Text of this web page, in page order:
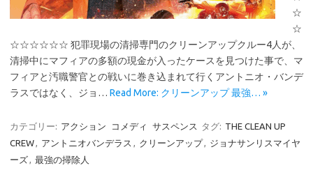
☆
☆
☆☆☆☆☆☆ 犯罪現場の清掃専門のクリーンアップクルー4人が、
清掃中にマフィアの多額の現金が入ったケースを見つけた事で、マ
フィアと汚職警官との戦いに巻き込まれて行くアントニオ・バンデ
ラスではなく、ジョ… Read More: クリーンアップ 最強… »
カテゴリー: アクション コメディ サスペンス タグ: THE CLEAN UP
CREW, アントニオバンデラス , クリーンアップ, ジョナサンリスマイヤ
ーズ, 最強の掃除人